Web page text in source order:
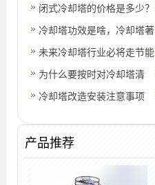
闭式冷却塔的价格是多少？
冷却塔功效是啥，冷却塔著
名品牌有什么(开式冷却塔
品牌排名)
未来冷却塔行业必将走节能
环保之路的原因(延边朝鲜
族自治州
为什么要按时对冷却塔清
理？(如何增加冷却塔的冷
冷却塔改造安装注意事项
产品推荐